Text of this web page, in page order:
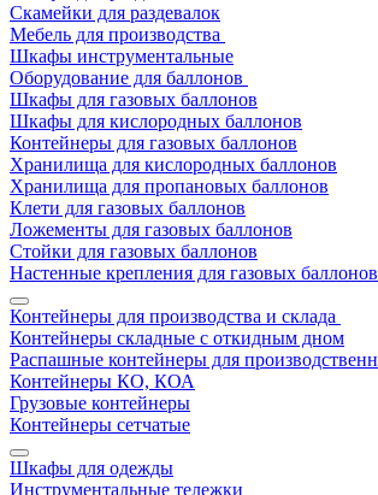
Скамейки для раздевалок
Мебель для производства
Шкафы инструментальные
Оборудование для баллонов
Шкафы для газовых баллонов
Шкафы для кислородных баллонов
Контейнеры для газовых баллонов
Хранилища для кислородных баллонов
Хранилища для пропановых баллонов
Клети для газовых баллонов
Ложементы для газовых баллонов
Стойки для газовых баллонов
Настенные крепления для газовых баллонов
Контейнеры для производства и склада
Контейнеры складные с откидным дном
Распашные контейнеры для
Контейнеры КО, КОА
Грузовые контейнеры
Контейнеры сетчатые
Шкафы для одежды
Инструментальные тележки